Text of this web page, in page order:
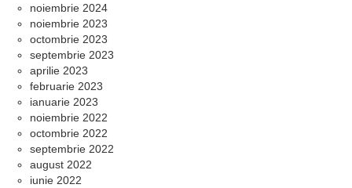
noiembrie 2024
noiembrie 2023
octombrie 2023
septembrie 2023
aprilie 2023
februarie 2023
ianuarie 2023
noiembrie 2022
octombrie 2022
septembrie 2022
august 2022
iunie 2022